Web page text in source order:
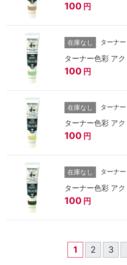
100 円
在庫なし ターナー
ターナー色彩 ア
100 円
在庫なし ターナー
ターナー色彩 ア
100 円
在庫なし ターナー
ターナー色彩 ア
100 円
1 2 3